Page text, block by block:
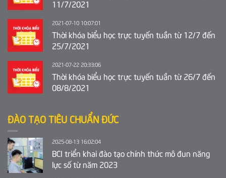
11/7/2021
2021-07-10 10:07:01
Thời khóa biểu học trực tuyến tuần từ 12/7 đến
25/7/2021
2021-07-22 20:33:06
Thời khóa biểu học trực tuyến tuần từ 26/7 đến
08/8/2021
ĐÀO TẠO TIÊU CHUẨN ĐỨC
2025-08-13 16:02:04
BCI triển khai đào tạo chính thức mô đun năng
lực số từ năm 2023